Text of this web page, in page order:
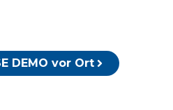
DEMO vor Ort